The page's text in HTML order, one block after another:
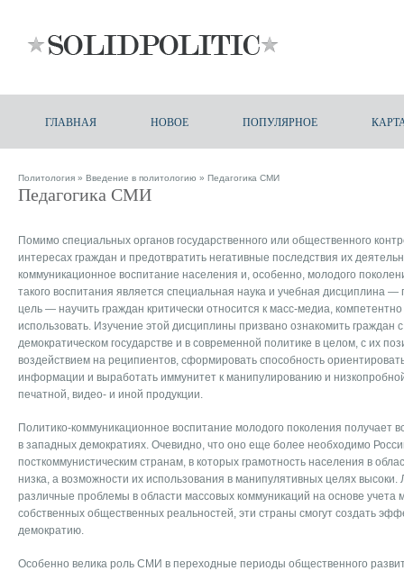
ГЛАВНАЯ НОВОЕ ПОПУЛЯРНОЕ
Политология » Введение в политологию » Педагогика СМИ
Педагогика СМИ
Помимо специальных органов государственного или общественного
интересах граждан и предотвратить негативные последствия их
коммуникационное воспитание населения и, особенно, молодого
такого воспитания является специальная наука и учебная дисциплина
цель — научить граждан критически относится к масс-медиа,
использовать. Изучение этой дисциплины призвано ознакомить
демократическом государстве и в современной политике в целом, с их
воздействием на реципиентов, сформировать способность
информации и выработать иммунитет к манипулированию и
печатной, видео- и иной продукции.
Политико-коммуникационное воспитание молодого поколения получает
в западных демократиях. Очевидно, что оно еще более необходимо
посткоммунистическим странам, в которых грамотность населения в
низка, а возможности их использования в манипулятивных целях
различные проблемы в области массовых коммуникаций на основе учета
собственных общественных реальностей, эти страны смогут создать
демократию.
Особенно велика роль СМИ в переходные периоды общественного